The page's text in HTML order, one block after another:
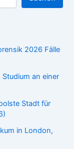
2026 Fälle
an einer
Stadt für
in London,